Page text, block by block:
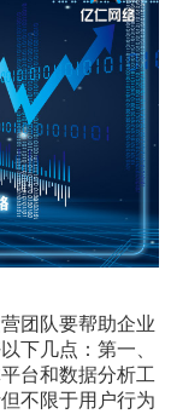
团队要帮助企业
下几点：第一、
台和数据分析工
不限于用户行为